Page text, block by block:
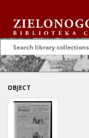
OBJECT